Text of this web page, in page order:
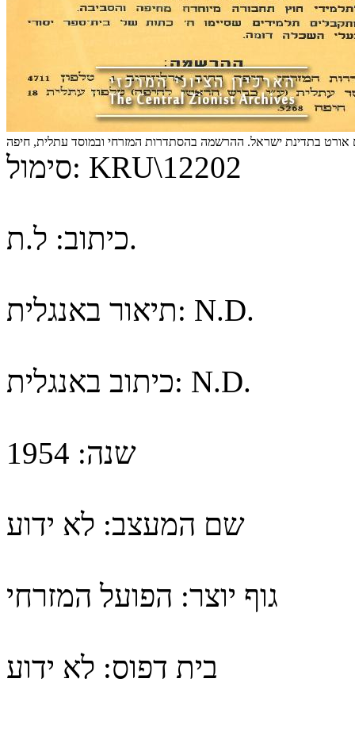
אורט בתדינת ישראל. ההרשמה בהסתדרות המזרחי ובמוסד עתלית, חיפה
סימול: KRU\12202
כיתוב:ל.ת.
תיאור באנגלית: N.D.
כיתוב באנגלית: N.D.
שנה: 1954
שם המעצב: לא ידוע
גוף יוצר: הפועל המזרחי
בית דפוס: לא ידוע